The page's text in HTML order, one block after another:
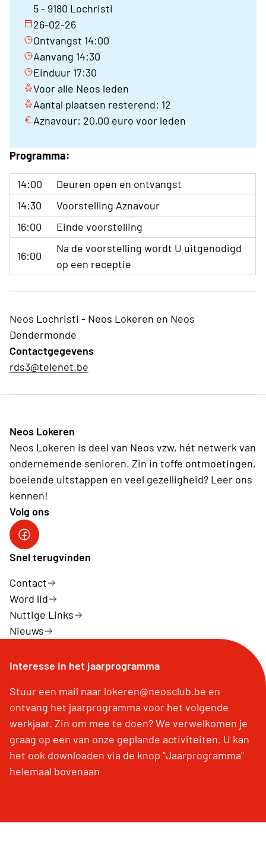
5 - 9180 Lochristi
26-02-26
Ontvangst 14:00
Aanvang 14:30
Einduur 17:30
Voor alle Neos leden
Aantal plaatsen resterend: 12
Aznavour: 20,00 euro voor leden
Programma:
14:00
Deuren open en ontvangst
14:30
Voorstelling Aznavour
16:00
Einde voorstelling
16:00
Na de voorstelling wordt U uitgenodigd
op een receptie
Neos Lochristi - Neos Lokeren en Neos
Dendermonde
Contactgegevens
rds3@telenet.be
Neos Lokeren
Neos Lokeren is deel van Neos vzw, hét netwerk van
ondernemende senioren. Zin in toffe ontmoetingen,
boeiende uitstappen en veel gezelligheid? Leer ons
kennen!
Volg ons
Neos DiNA
Snel terugvinden
Contact
Word lid
Nuttige Links
Nieuws
Interesse in het jaarprogramma
Stuur een mail naar lokeren@neosclub.be en
ontvang het jaarprogramma voor het volgende
werkjaar. Zin om mee te doen? We verwelkomen je
graag op een van onze geplande activiteiten. U kan
het ook downloaden via de knop "Jaarprogramma"
helemaal bovenaan